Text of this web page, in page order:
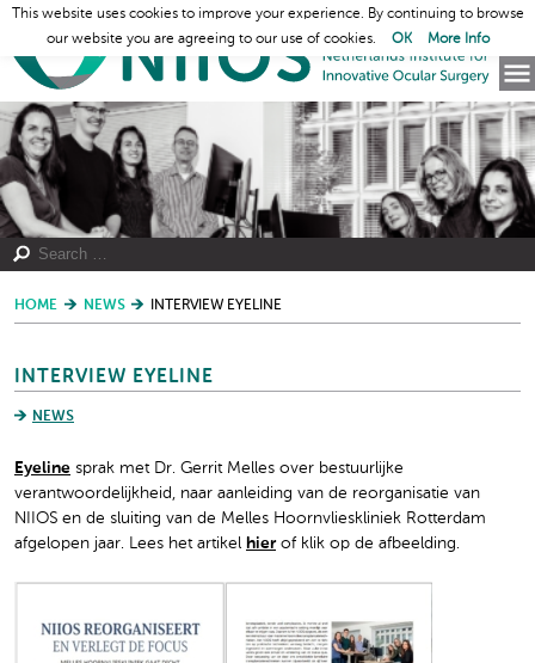
HOME NEWS INTERVIEW EYELINE
INTERVIEW EYELINE
NEWS
Eyeline sprak met Dr. Gerrit Melles over bestuurlijke
verantwoordelijkheid, naar aanleiding van de reorganisatie van
NIIOS en de sluiting van de Melles Hoornvlieskliniek Rotterdam
afgelopen jaar. Lees het artikel hierof klik op de afbeelding.
This website uses cookies to improve your experience. By continuing to browse
our website you are agreeing to our use of cookies.
OK More Info